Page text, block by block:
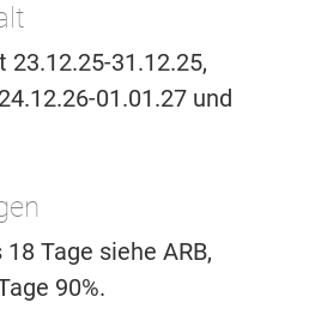
23.12.25-31.12.25,
01.01.27 und
Tage siehe ARB,
90%.